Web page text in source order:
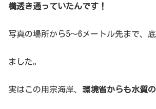
構透き通っていたんです！
写真の場所から5〜6メートル先まで、
ました。
実はこの用宗海岸、 環境省からも水質